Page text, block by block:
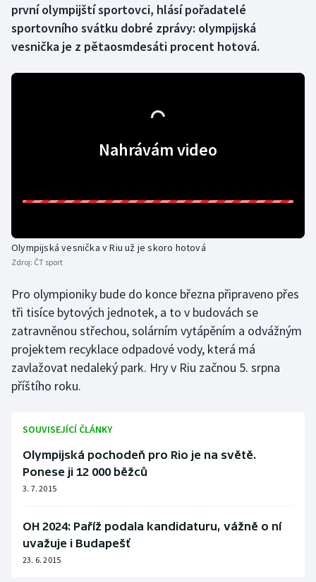
Box
Curling
Házená
Judo
Krasobruslení
Lezení
Moderní pětiboj
Motorsport
Olympijské hry
Parasport
první olympijští sportovci, hlásí pořadatelé
sportovního svátku dobré zprávy: olympijská
vesnička je z pětaosmdesáti procent hotová.
Nahrávám video
Olympijská vesnička v Riu už je skoro hotová
Zdroj: ČT sport
Pro olympioniky bude do konce března připraveno přes
tři tisíce bytových jednotek, a to v budovách se
zatravněnou střechou, solárním vytápěním a odvážným
projektem recyklace odpadové vody, která má
zavlažovat nedaleký park. Hry v Riu začnou 5. srpna
příštího roku.
SOUVISEJÍCÍ ČLÁNKY
Olympijská pochodeň pro Rio je na světě.
Ponese ji 12 000 běžců
3. 7. 2015
OH 2024: Paříž podala kandidaturu, vážně o ní
uvažuje i Budapešť
23. 6. 2015